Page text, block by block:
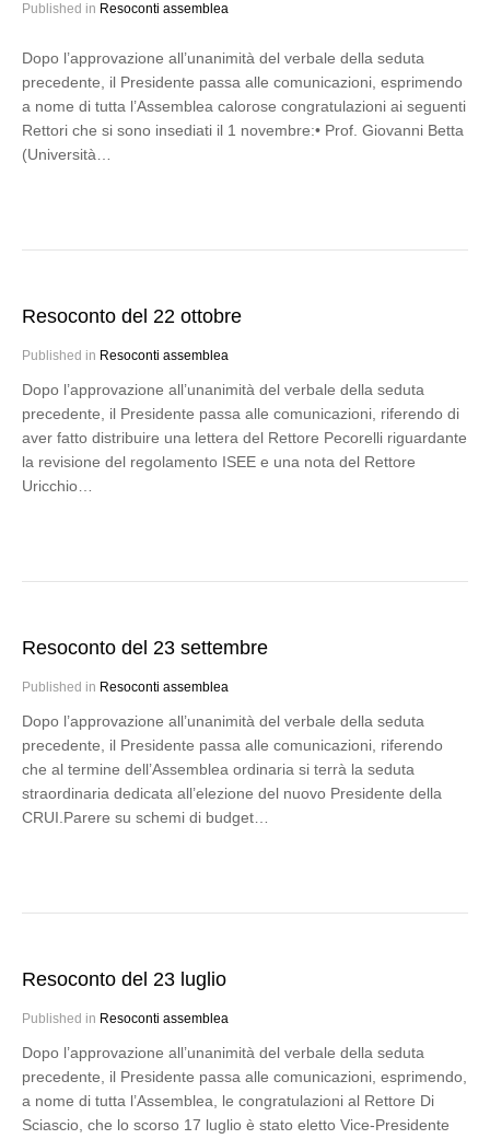
Published in Resoconti assemblea
Dopo l’approvazione all’unanimità del verbale della seduta
precedente, il Presidente passa alle comunicazioni, esprimendo
a nome di tutta l’Assemblea calorose congratulazioni ai seguenti
Rettori che si sono insediati il 1 novembre:• Prof. Giovanni Betta
(Università…
Resoconto del 22 ottobre
Published in Resoconti assemblea
Dopo l’approvazione all’unanimità del verbale della seduta
precedente, il Presidente passa alle comunicazioni, riferendo di
aver fatto distribuire una lettera del Rettore Pecorelli riguardante
la revisione del regolamento ISEE e una nota del Rettore
Uricchio…
Resoconto del 23 settembre
Published in Resoconti assemblea
Dopo l’approvazione all’unanimità del verbale della seduta
precedente, il Presidente passa alle comunicazioni, riferendo
che al termine dell’Assemblea ordinaria si terrà la seduta
straordinaria dedicata all’elezione del nuovo Presidente della
CRUI.Parere su schemi di budget…
Resoconto del 23 luglio
Published in Resoconti assemblea
Dopo l’approvazione all’unanimità del verbale della seduta
precedente, il Presidente passa alle comunicazioni, esprimendo,
a nome di tutta l’Assemblea, le congratulazioni al Rettore Di
Sciascio, che lo scorso 17 luglio è stato eletto Vice-Presidente